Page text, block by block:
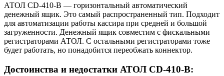
АТОЛ CD-410-В — горизонтальный автоматический
денежный ящик. Это самый распространенный тип. Подходит
для автоматизации работы кассира при средней и большой
загруженности. Денежный ящик совместим с фискальными
регистраторами АТОЛ. С остальными регистраторами тоже
будет работать, но понадобится переобжать коннектор.
Достоинства и недостатки АТОЛ CD‑410‑В: